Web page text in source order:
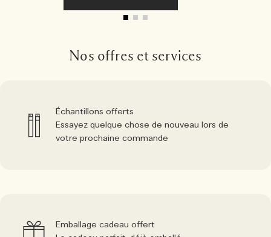
Nos offres et services
Échantillons offerts
Essayez quelque chose de nouveau lors de
votre prochaine commande
Emballage cadeau offert